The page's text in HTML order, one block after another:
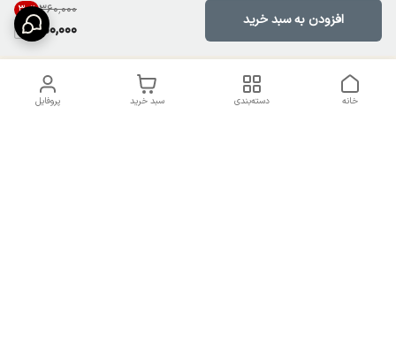
۳۶۰٬۰۰۰ 30%
250,000 افزودن به سبد خرید
پروفایل سبد خرید دسته‌بندی خانه